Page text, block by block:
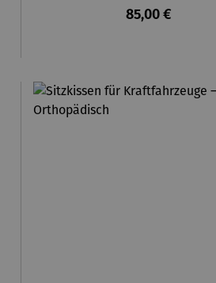
Regulärer
85,00 €